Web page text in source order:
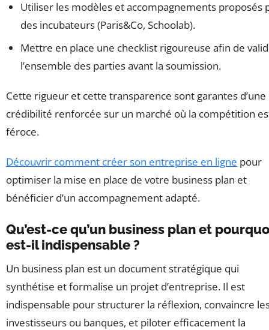
Utiliser les modèles et accompagnements proposés
des incubateurs (Paris&Co, Schoolab).
Mettre en place une checklist rigoureuse afin de
l’ensemble des parties avant la soumission.
Cette rigueur et cette transparence sont garantes d’une
crédibilité renforcée sur un marché où la compétition
féroce.
Découvrir comment créer son entreprise en ligne pour
optimiser la mise en place de votre business plan et
bénéficier d’un accompagnement adapté.
Qu’est-ce qu’un business plan et
est-il indispensable ?
Un business plan est un document stratégique qui
synthétise et formalise un projet d’entreprise. Il est
indispensable pour structurer la réflexion, convaincre
investisseurs ou banques, et piloter efficacement la